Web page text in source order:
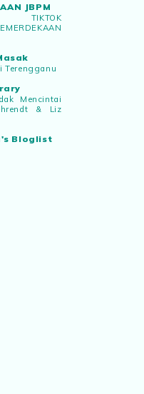
JBPM
TIKTOK
Terengganu
Mencintai
& Liz
Bloglist